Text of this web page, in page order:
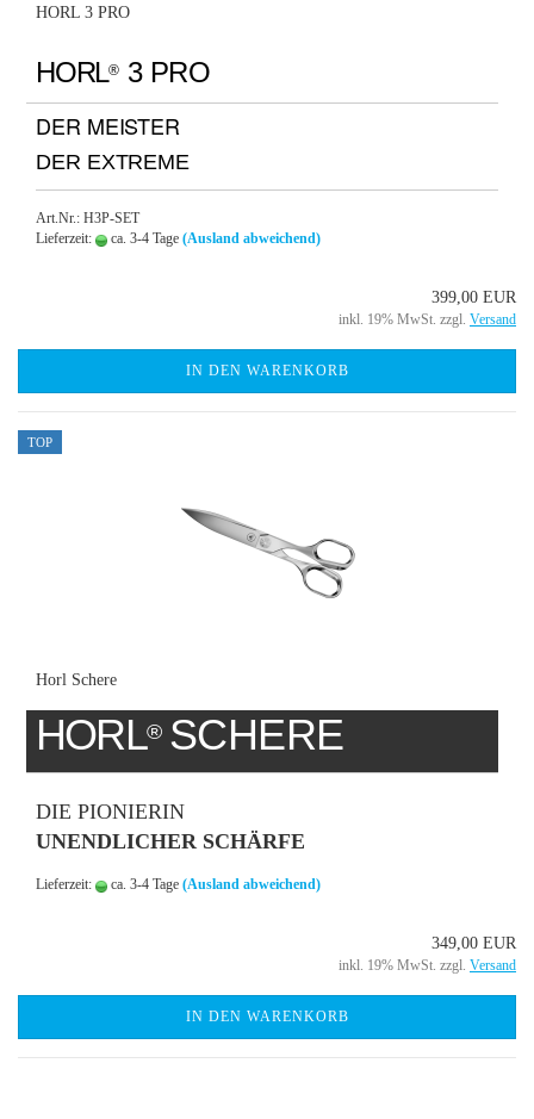
HORL 3 PRO
HORL® 3 PRO
DER MEISTER
DER EXTREME
Art.Nr.: H3P-SET
Lieferzeit:
ca. 3-4 Tage (Ausland abweichend)
399,00 EUR
inkl. 19% MwSt. zzgl. Versand
IN DEN WARENKORB
TOP
Horl Schere
HORL® SCHERE
DIE PIONIERIN
UNENDLICHER SCHÄRFE
Lieferzeit: ca. 3-4 Tage (Ausland abweichend)
349,00 EUR
inkl. 19% MwSt. zzgl. Versand
IN DEN WARENKORB